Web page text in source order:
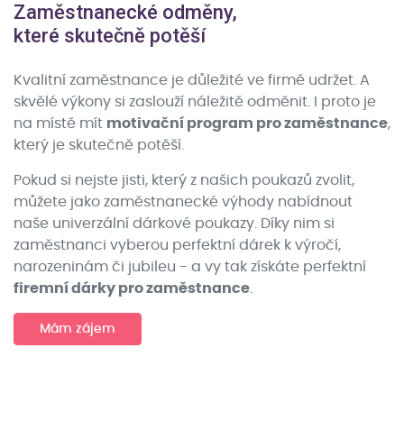
Zaměstnanecké odměny,
které skutečně potěší
Kvalitní zaměstnance je důležité ve firmě udržet. A
skvělé výkony si zaslouží náležitě odměnit. I proto je
na místě mít motivační program pro zaměstnance,
který je skutečně potěší.
Pokud si nejste jisti, který z našich poukazů zvolit,
můžete jako zaměstnanecké výhody nabídnout
naše univerzální dárkové poukazy. Díky nim si
zaměstnanci vyberou perfektní dárek k výročí,
narozeninám či jubileu - a vy tak získáte perfektní
firemní dárky pro zaměstnance
Mám zájem